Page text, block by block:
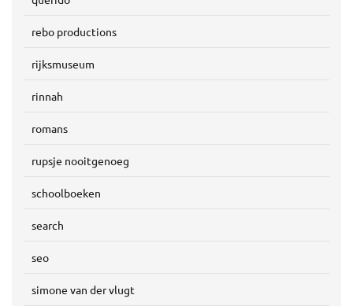
rebo productions
rijksmuseum
rinnah
romans
rupsje nooitgenoeg
schoolboeken
search
seo
simone van der vlugt